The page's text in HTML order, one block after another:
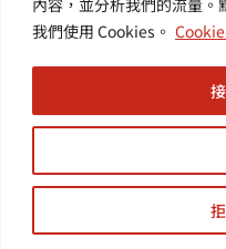
我們使用 Cookies。
值服务
Copyright © 羽昇國際股